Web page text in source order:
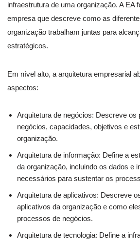
infraestrutura de uma organização. A EA
empresa que descreve como as
organização trabalham juntas para
estratégicos.
Em nível alto, a arquitetura empresarial
aspectos:
Arquitetura de negócios: Descreve os
negócios, capacidades, objetivos e
organização.
Arquitetura de informação: Define a
da organização, incluindo os dados e
necessários para sustentar os
Arquitetura de aplicativos: Descreve
aplicativos da organização e como
processos de negócios.
Arquitetura de tecnologia: Define a